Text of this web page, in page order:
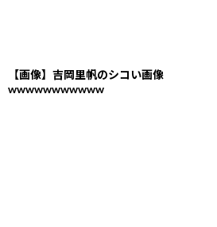
【画像】吉岡里帆のシコい画像
wwwwwwwwwww